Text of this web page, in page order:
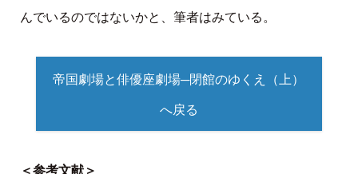
んでいるのではないかと、筆者はみている。
帝国劇場と俳優座劇場─閉館のゆくえ（上）
へ戻る
＜参考文献＞